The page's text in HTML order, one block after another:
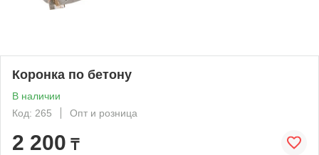
Коронка по бетону
В наличии
Код: 265
Опт и розница
2 200 ₸